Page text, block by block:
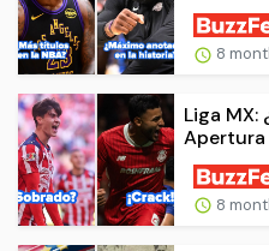
8
Liga MX:
8